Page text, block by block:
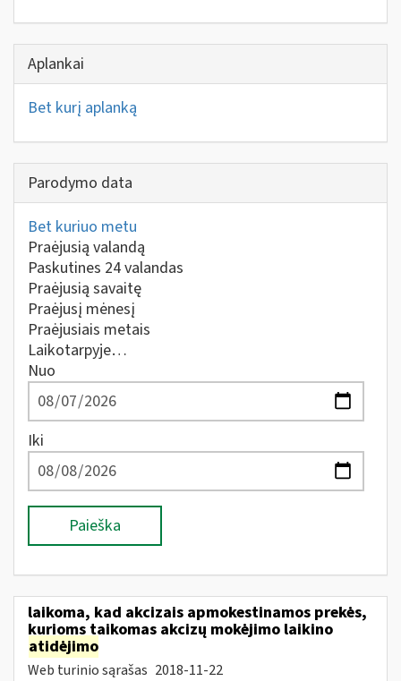
Aplankai
Bet kurį aplanką
Parodymo data
Bet kuriuo metu
Praėjusią valandą
Paskutines 24 valandas
Praėjusią savaitę
Praėjusį mėnesį
Praėjusiais metais
Laikotarpyje…
Nuo
Iki
Paieška
laikoma, kad akcizais apmokestinamos prekės,
kurioms taikomas akcizų mokėjimo laikino
atidėjimo
Web turinio sąrašas 2018-11-22